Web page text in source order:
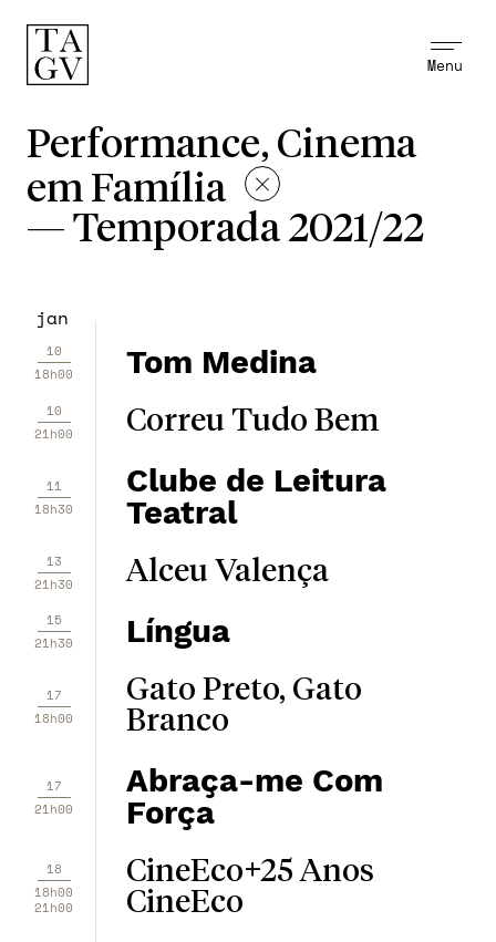
Menu
Performance, Cinema
em Família
— Temporada 2021/22
jan
10
18h00
Tom Medina
10
21h00
Correu Tudo Bem
11
18h30
Clube de Leitura
Teatral
13
21h30
Alceu Valença
15
21h30
Língua
17
18h00
Gato Preto, Gato
Branco
17
21h00
Abraça-me Com
Força
18
18h00
21h00
CineEco+25 Anos
CineEco